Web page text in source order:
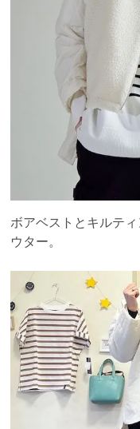
ボアベストとキルテ
ウター。